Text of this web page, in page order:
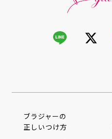
ブラジャーの
正しいつけ方